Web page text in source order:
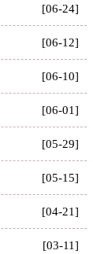
[06-24]
[06-12]
[06-10]
[06-01]
[05-29]
[05-15]
[04-21]
[03-11]